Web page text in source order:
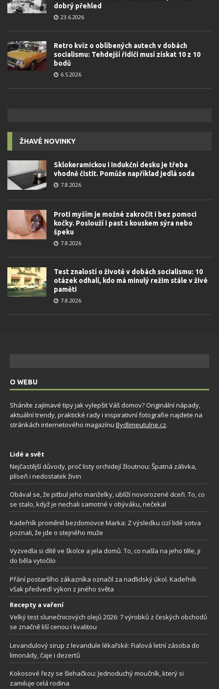
dobrý přehled
23.6.2026
Retro kvíz o oblíbených autech v dobách
socialismu: Tehdejší řidiči musí získat 10 z 10
bodů
6.5.2026
ŽHAVÉ NOVINKY
Sklokeramickou i indukční desku je třeba
vhodně čistit. Pomůže například jedlá soda
7.8.2026
Proti myším je možné zakročit i bez pomoci
kočky. Poslouží i past s kouskem sýra nebo
špeku
7.8.2026
Test znalostí o životě v dobách socialismu: 10
otázek odhalí, kdo má minulý režim stále v živé
paměti
7.8.2026
O WEBU
Sháníte zajímavé tipy jak vylepšit Váš domov? Originální nápady,
aktuální trendy, praktické rady i inspirativní fotografie najdete na
stránkách internetového magazínu Bydlimeutulne.cz.
Lidé a svět
Nejčastější důvody, proč listy orchidejí žloutnou: Špatná zálivka,
plíseň i nedostatek živin
Obával se, že pitbul jeho manželky, ublíží novorozené dceři. To, co
se stalo, když je nechali samotné v obýváku, nečekal
Kadeřník proměnil bezdomovce Marka: Z výsledku cizí lidé sotva
poznali, že jde o stejného muže
Vyzvedla si dítě ve školce a jela domů. To, co našla na jeho těle, ji
do běla vytočilo
Přání postaršího zákazníka označil za nadlidský úkol. Kadeřník
však předvedl výkon z jiného světa
Recepty a vaření
Velký test slunečnicových olejů 2026: 7 výrobků z českých obchodů
se značně liší cenou i kvalitou
Levandulový sirup z levandule lékařské: Fialová letní zásoba do
limonády, čaje i dezertů
Kokosové řezy se šlehačkou: Jednoduchý moučník, který si
zamiluje celá rodina